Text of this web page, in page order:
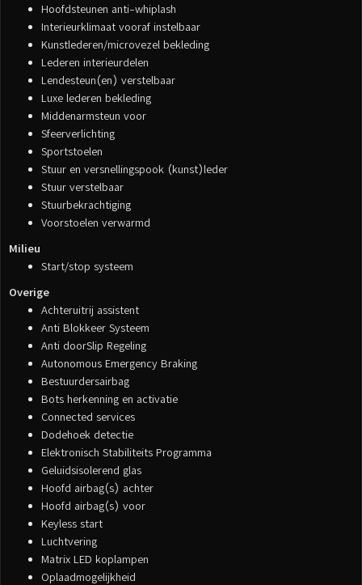
Hoofdsteunen anti-whiplash
Interieurklimaat vooraf instelbaar
Kunstlederen/microvezel bekleding
Lederen interieurdelen
Lendesteun(en) verstelbaar
Luxe lederen bekleding
Middenarmsteun voor
Sfeerverlichting
Sportstoelen
Stuur en versnellingspook (kunst)leder
Stuur verstelbaar
Stuurbekrachtiging
Voorstoelen verwarmd
Milieu
Start/stop systeem
Overige
Achteruitrij assistent
Anti Blokkeer Systeem
Anti doorSlip Regeling
Autonomous Emergency Braking
Bestuurdersairbag
Bots herkenning en activatie
Connected services
Dodehoek detectie
Elektronisch Stabiliteits Programma
Geluidsisolerend glas
Hoofd airbag(s) achter
Hoofd airbag(s) voor
Keyless start
Luchtvering
Matrix LED koplampen
Oplaadmogelijkheid